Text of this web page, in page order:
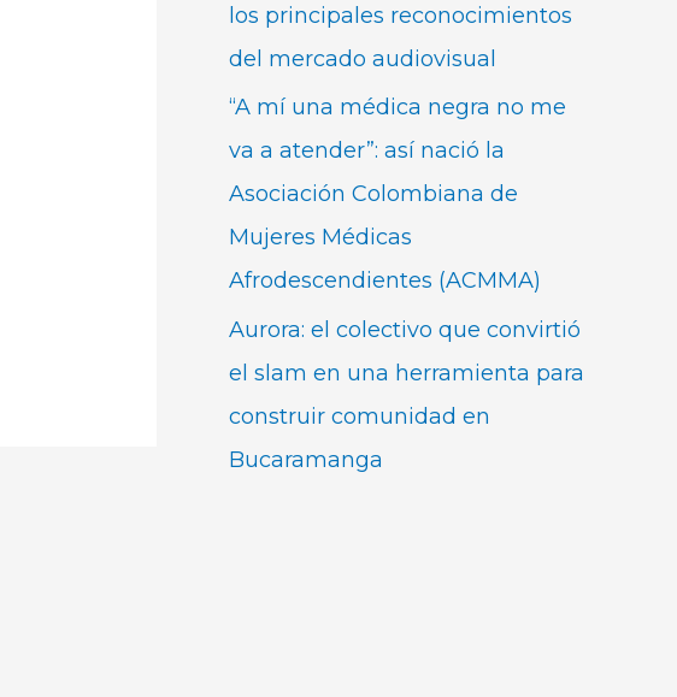
los principales reconocimientos
del mercado audiovisual
“A mí una médica negra no me
va a atender”: así nació la
Asociación Colombiana de
Mujeres Médicas
Afrodescendientes (ACMMA)
Aurora: el colectivo que convirtió
el slam en una herramienta para
construir comunidad en
Bucaramanga